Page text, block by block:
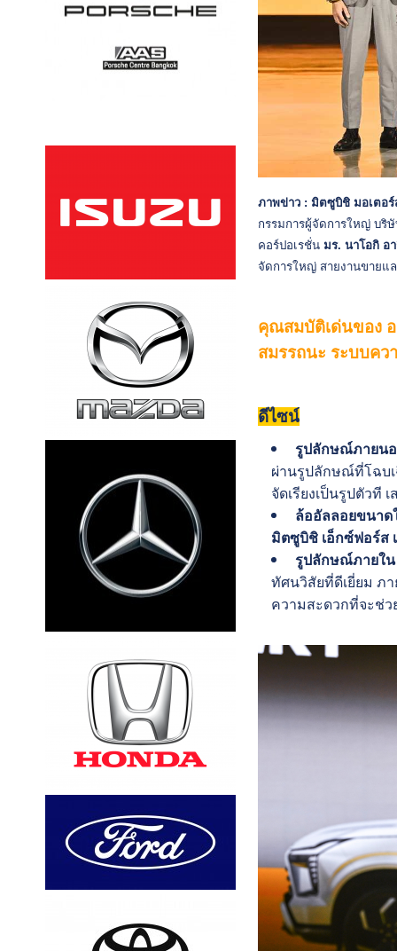
ภาพข่าว : มิตซูบิชิ มอเตอร์
กรรมการผู้จัดการใหญ่ บริ
คอร์ปอเรชั่น มร. นาโอกิ อ
จัดการใหญ่ สายงานขายแ
คุณสมบัติเด่นของ
สมรรถนะ ระบบคว
ดีไซน์
รูปลักษณ์ภายน
ผ่านรูปลักษณ์ที่โฉบเ
จัดเรียงเป็นรูปตัวที
ล้ออัลลอยขนาด
มิตซูบิชิ เอ็กซ์ฟอร์ส
รูปลักษณ์ภายใน
ทัศนวิสัยที่ดีเยี่ยม ภ
ความสะดวกที่จะช่